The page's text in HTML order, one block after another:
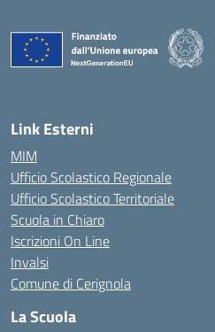
Link Esterni
MIM
Ufficio Scolastico Regionale
Ufficio Scolastico Territoriale
Scuola in Chiaro
Iscrizioni On Line
Invalsi
Comune di Cerignola
La Scuola